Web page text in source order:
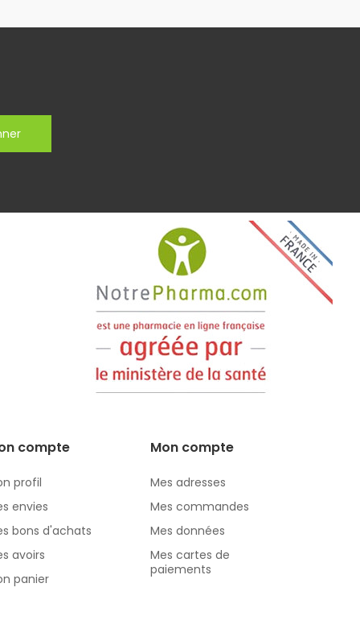
compte
profil
envies
bons d'achats
avoirs
panier
Mon compte
Mes adresses
Mes commandes
Mes données
Mes cartes de
paiements